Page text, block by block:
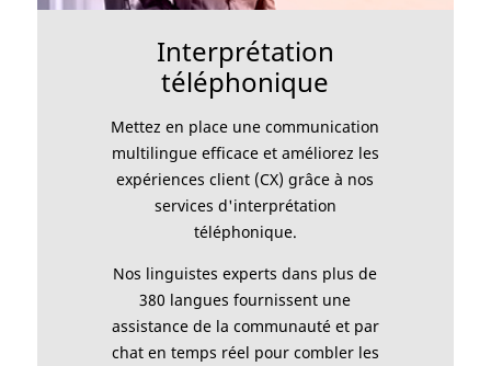
Interprétation
téléphonique
Mettez en place une communication
multilingue efficace et améliorez les
expériences client (CX) grâce à nos
services d'interprétation
téléphonique.
Nos linguistes experts dans plus de
380 langues fournissent une
assistance de la communauté et par
chat en temps réel pour combler les